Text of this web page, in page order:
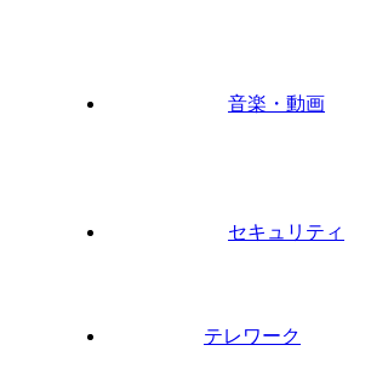
音楽・動画
セキュリティ
テレワーク